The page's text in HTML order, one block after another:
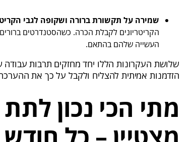
שמירה על תקשורת ברורה ושקופה לגבי
הקריטריונים לקבלת הכרה. כשהסטנדרטים
העשייה שלהם בהתאם.
שלושת העקרונות הללו יחד מחזקים תרבות
הזדמנות אמיתית להצליח ולקבל על כך את
מתי הכי נכון